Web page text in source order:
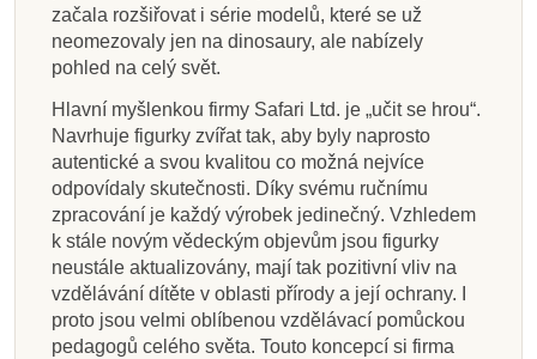
začala rozšiřovat i série modelů, které se už
neomezovaly jen na dinosaury, ale nabízely
pohled na celý svět.
Hlavní myšlenkou firmy Safari Ltd. je „učit se hrou“.
Navrhuje figurky zvířat tak, aby byly naprosto
autentické a svou kvalitou co možná nejvíce
odpovídaly skutečnosti. Díky svému ručnímu
zpracování je každý výrobek jedinečný. Vzhledem
k stále novým vědeckým objevům jsou figurky
neustále aktualizovány, mají tak pozitivní vliv na
vzdělávání dítěte v oblasti přírody a její ochrany. I
proto jsou velmi oblíbenou vzdělávací pomůckou
pedagogů celého světa. Touto koncepcí si firma